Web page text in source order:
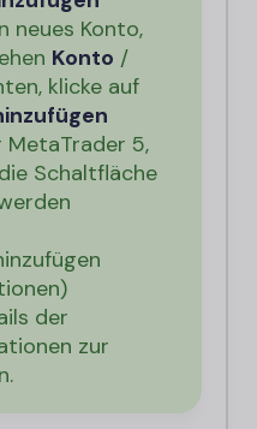
neues Konto,
Konto /
klicke auf
5,
Schaltfläche
der
zur